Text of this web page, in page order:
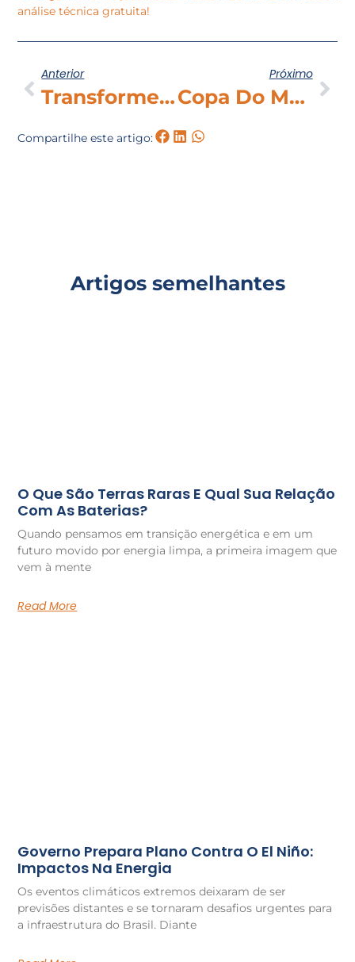
análise técnica gratuita!
Anterior
Transforme Sua Energia Em Segurança: Conheça As Soluções Da EletroBidu
Próximo
Copa Do Mundo 2026: 12 Dos 16 Estádios Fazem Uso De Energias Renováveis
Compartilhe este artigo:
Artigos semelhantes
O Que São Terras Raras E Qual Sua Relação
Com As Baterias?
Quando pensamos em transição energética e em um
futuro movido por energia limpa, a primeira imagem que
vem à mente
Read More
Governo Prepara Plano Contra O El Niño:
Impactos Na Energia
Os eventos climáticos extremos deixaram de ser
previsões distantes e se tornaram desafios urgentes para
a infraestrutura do Brasil. Diante